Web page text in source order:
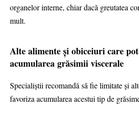
organelor interne, chiar dacă greutatea
mult.
Alte alimente și obiceiuri care
acumularea grăsimii viscerale
Specialiștii recomandă să fie limitate și
favoriza acumularea acestui tip de